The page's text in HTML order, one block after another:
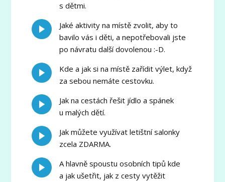
s dětmi.
Jaké aktivity na místě zvolit, aby to
bavilo vás i děti, a nepotřebovali jste
po návratu další dovolenou :-D.
Kde a jak si na místě zařídit výlet, když
za sebou nemáte cestovku.
Jak na cestách řešit jídlo a spánek
u malých dětí.
Jak můžete využívat letištní salonky
zcela ZDARMA.
A hlavně spoustu osobních tipů kde
a jak ušetřit, jak z cesty vytěžit